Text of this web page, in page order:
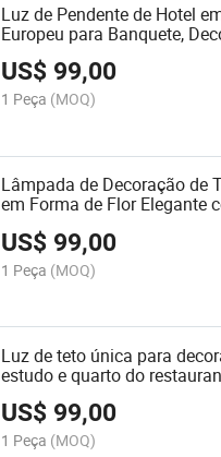
Luz de Pendente de Hotel
Europeu para Banquete,
Teto para Quarto de Princesa,
Iluminação LED com Motivo
US$ 99,00
1 Peça (MOQ)
Lâmpada de Decoração de
em Forma de Flor Elegante
US$ 99,00
1 Peça (MOQ)
Luz de teto única para
estudo e quarto do
moderno Chandelier Cafe Bar
US$ 99,00
1 Peça (MOQ)